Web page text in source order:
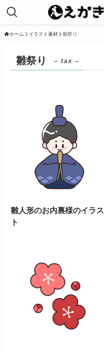
ホーム イラスト素材 雛祭り
雛祭り – tax –
雛人形のお内裏様のイラス
ト